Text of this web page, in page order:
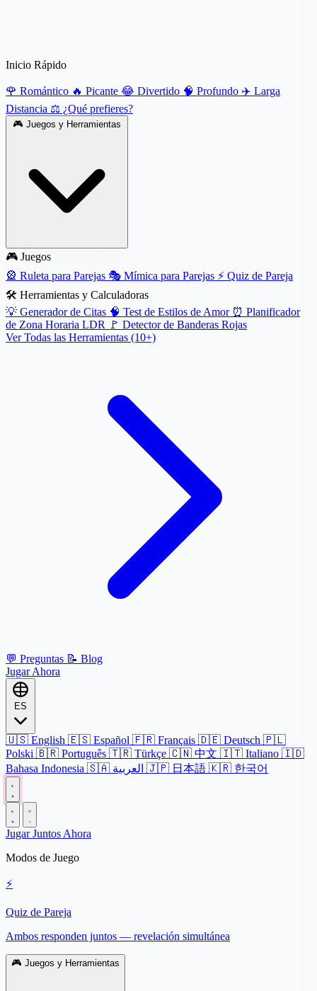
Inicio Rápido
🌹 Romántico 🔥 Picante 😂 Divertido 🧠 Profundo ✈️ Larga
Distancia ⚖️ ¿Qué prefieres?
🎮 Juegos y Herramientas
🎮 Juegos
🎡 Ruleta para Parejas 🎭 Mímica para Parejas ⚡ Quiz de Pareja
🛠️ Herramientas y Calculadoras
💡 Generador de Citas 🧠 Test de Estilos de Amor ⏰ Planificador
de Zona Horaria LDR
🚩 Detector de Banderas Rojas
Ver Todas las Herramientas (10+)
💬 Preguntas 📝 Blog
Jugar Ahora
ES
🇺🇸 English 🇪🇸 Español 🇫🇷 Français 🇩🇪 Deutsch 🇵🇱
Polski 🇧🇷 Português 🇹🇷 Türkçe 🇨🇳 中文 🇮🇹 Italiano 🇮🇩
Bahasa Indonesia 🇸🇦 🇯🇵 日本語 🇰🇷 한국어
Jugar Juntos Ahora
Modos de Juego
⚡
Quiz de Pareja
Ambos responden juntos — revelación simultánea
🎮 Juegos y Herramientas